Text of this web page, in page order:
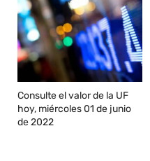
Consulte el valor de la UF
hoy, miércoles 01 de junio
de 2022